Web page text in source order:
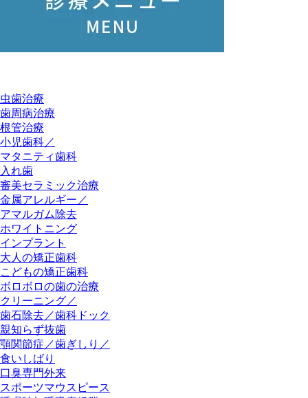
虫歯治療
歯周病治療
根管治療
小児歯科／
マタニティ歯科
入れ歯
審美セラミック治療
金属アレルギー／
アマルガム除去
ホワイトニング
インプラント
大人の矯正歯科
こどもの矯正歯科
ボロボロの歯の治療
クリーニング／
歯石除去／歯科ドック
親知らず抜歯
顎関節症／歯ぎしり／
食いしばり
口臭専門外来
スポーツマウスピース